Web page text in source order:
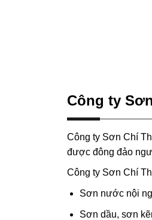
Công ty
Công ty Sơn Chí
được đông đảo
Công ty Sơn Chí
Sơn nước nội
Sơn dầu, sơn